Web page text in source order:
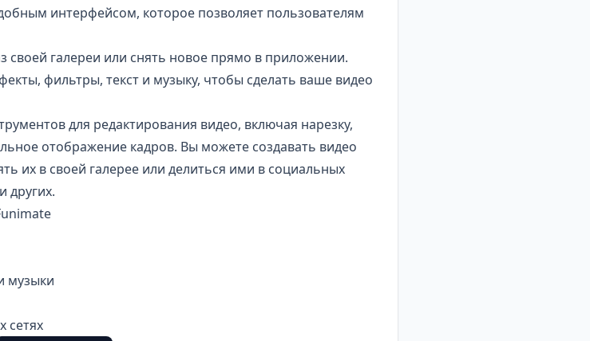
интерфейсом, которое позволяет пользователям
галереи или снять новое прямо в приложении.
фильтры, текст и музыку, чтобы сделать ваше видео
для редактирования видео, включая нарезку,
отображение кадров. Вы можете создавать видео
их в своей галерее или делиться ими в социальных
других.
музыки
сетях